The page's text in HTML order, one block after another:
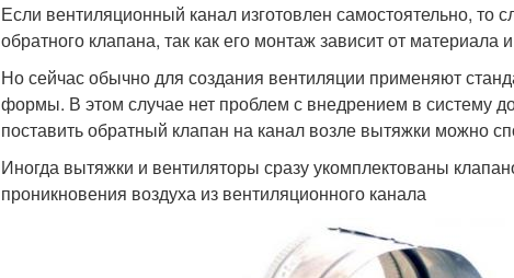
Если вентиляционный канал изготовлен самостоятельно, то
обратного клапана, так как его монтаж зависит от материала
Но сейчас обычно для создания вентиляции применяют
формы. В этом случае нет проблем с внедрением в систему
поставить обратный клапан на канал возле вытяжки можно
Иногда вытяжки и вентиляторы сразу укомплектованы
проникновения воздуха из вентиляционного канала